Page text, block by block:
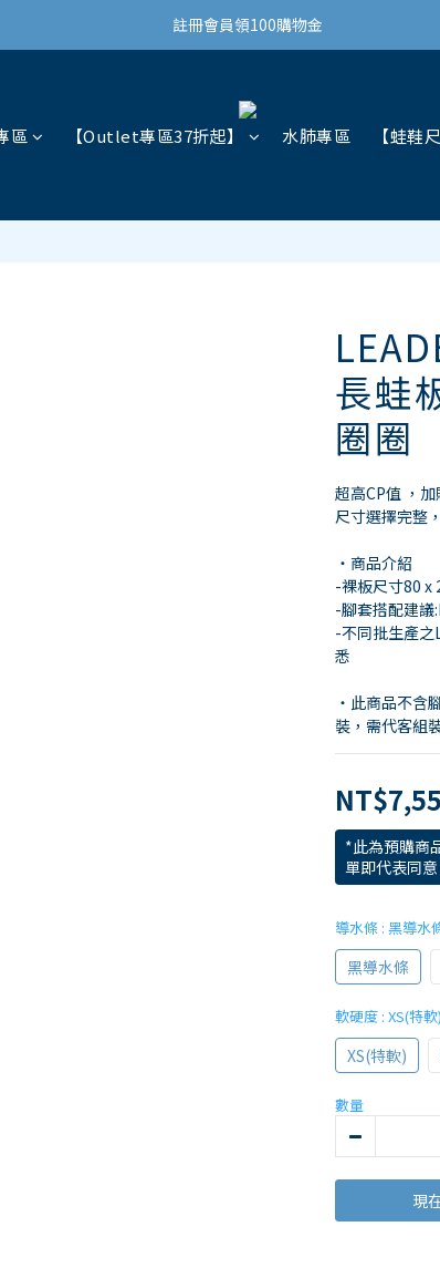
結帳滿3,000免運(限台灣)
註冊會員領100購物金
區 【Outlet專區37折起】 水肺專區 【蛙鞋
長蛙
圈圈
超高CP值 ，
尺寸選擇完整
・商品介紹
-裸板尺寸80 x
-腳套搭配建議
-不同批生產之
悉
・此商品不含
裝，需代客組
*此為預購商
單即代表同意
導水條 : 黑導水
黑導水條
軟硬度 : XS(特軟)
XS(特軟)
數量
現